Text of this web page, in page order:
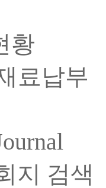
황
료납부
지 검색